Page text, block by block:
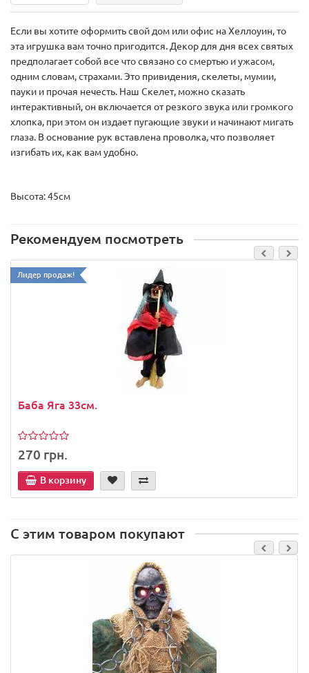
Если вы хотите оформить свой дом или офис на Хеллоуин, то
эта игрушка вам точно пригодится. Декор для дня всех святых
предполагает собой все что связано со смертью и ужасом,
одним словам, страхами. Это привидения, скелеты, мумии,
пауки и прочая нечесть. Наш Скелет, можно сказать
интерактивный, он включается от резкого звука или громкого
хлопка, при этом он издает пугающие звуки и начинают мигать
глаза. В основание рук вставлена проволка, что позволяет
изгибать их, как вам удобно.
Высота: 45см
Рекомендуем посмотреть
Лидер продаж!
Баба Яга 33см.
270 грн.
В корзину
С этим товаром покупают